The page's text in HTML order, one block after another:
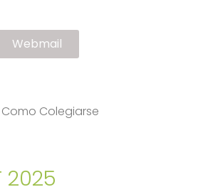
Webmail
Como Colegiarse
2025